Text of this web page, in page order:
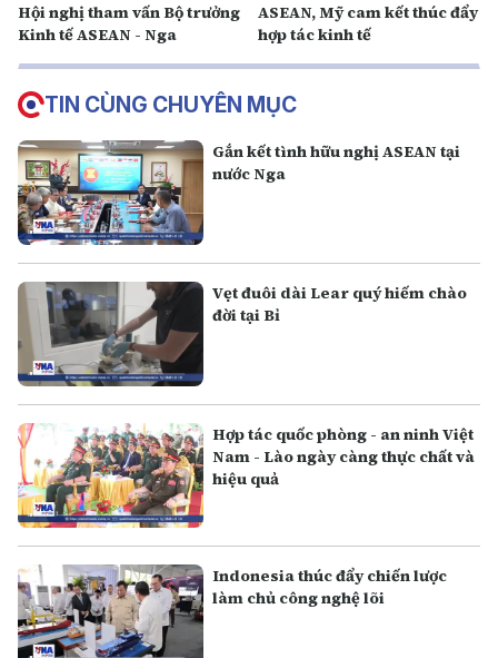
Hội nghị tham vấn Bộ trưởng
Kinh tế ASEAN - Nga
ASEAN, Mỹ cam kết thúc đẩy
hợp tác kinh tế
TIN CÙNG CHUYÊN MỤC
Gắn kết tình hữu nghị ASEAN tại
nước Nga
Vẹt đuôi dài Lear quý hiếm chào
đời tại Bỉ
Hợp tác quốc phòng - an ninh Việt
Nam - Lào ngày càng thực chất và
hiệu quả
Indonesia thúc đẩy chiến lược
làm chủ công nghệ lõi